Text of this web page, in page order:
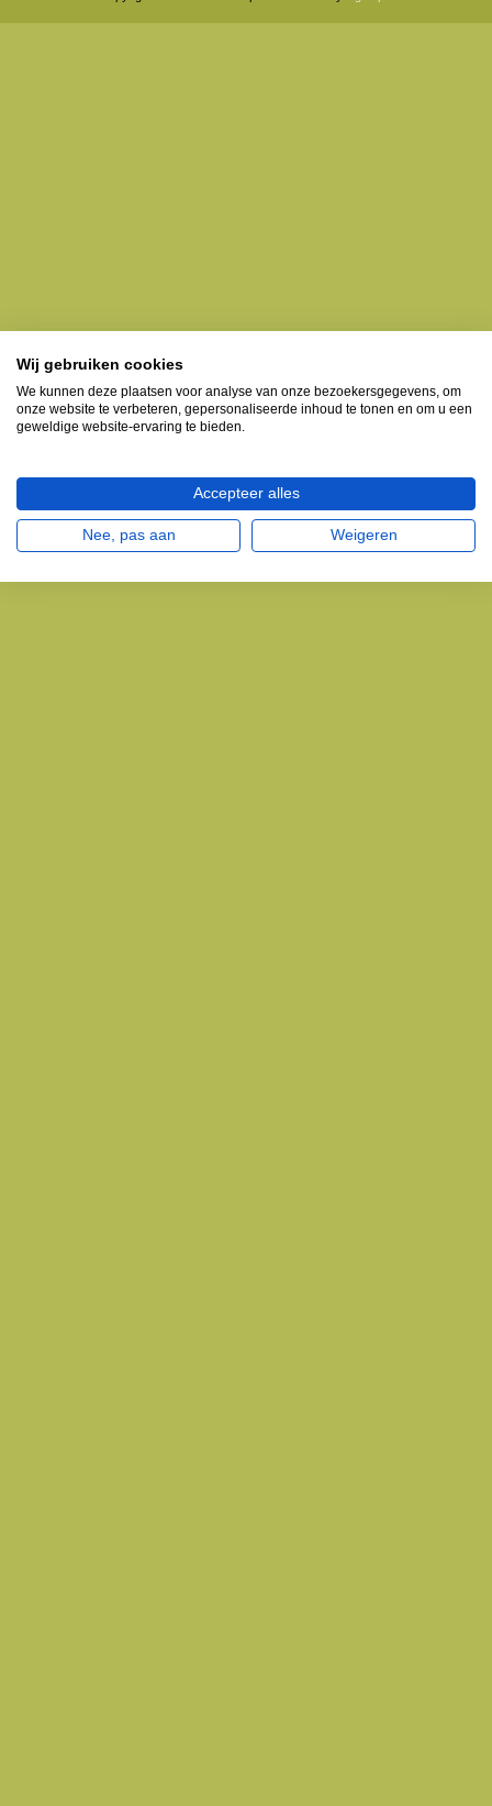
Wij gebruiken cookies
We kunnen deze plaatsen voor analyse van onze bezoekersgegevens, om
onze website te verbeteren, gepersonaliseerde inhoud te tonen en om u een
geweldige website-ervaring te bieden.
Accepteer alles
Nee, pas aan Weigeren